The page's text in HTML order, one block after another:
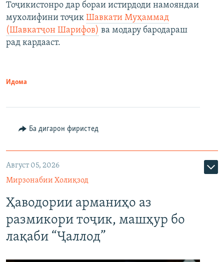
Тоҷикистонро дар бораи истирдоди намояндаи
мухолифини тоҷик Шавкати Муҳаммад
(Шавкатҷон Шарифов) ва модару бародараш
рад кардааст.
Идома
Ба дигарон фиристед
Август 05, 2026
Мирзонабии Холиқзод
Ҳаводории арманиҳо аз
размикори тоҷик, машҳур бо
лақаби “Ҷаллод”